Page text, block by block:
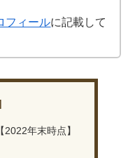
フィールに記載して
年末時点】